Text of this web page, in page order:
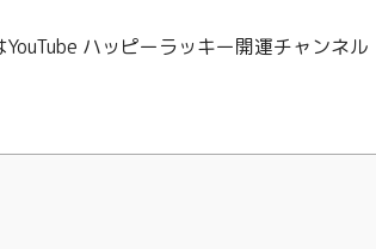
ハッピーラッキー開運チャンネル